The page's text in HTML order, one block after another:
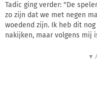
Tadic ging verder: "De
zo zijn dat we met negen
woedend zijn. Ik heb dit
nakijken, maar volgens mij
▼